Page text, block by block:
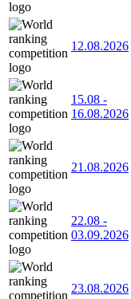
12.08.2026
15.08 -
16.08.2026
21.08.2026
22.08 -
03.09.2026
23.08.2026